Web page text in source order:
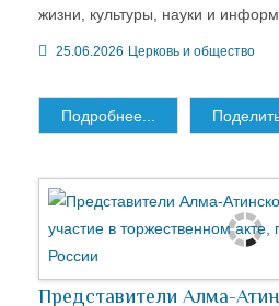
жизни, культуры, науки и
25.06.2026 Церковь и общество
Подробнее...
Представители Алма-